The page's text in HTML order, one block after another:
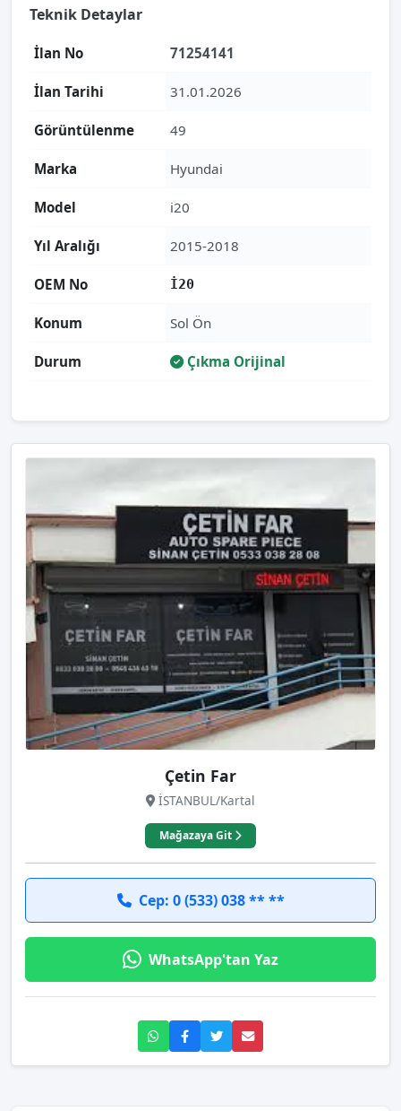
Teknik Detaylar
İlan No 71254141
İlan Tarihi 31.01.2026
Görüntülenme 49
Marka Hyundai
Model i20
Yıl Aralığı 2015-2018
OEM No İ20
Konum Sol Ön
Durum Çıkma Orijinal
Çetin Far
İSTANBUL/Kartal
Mağazaya Git
Cep: 0 (533) 038 ** **
WhatsApp'tan Yaz